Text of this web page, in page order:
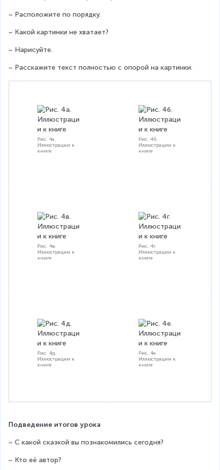
– Расположите по порядку.
– Какой картинки не хватает?
– Нарисуйте.
– Расскажите текст полностью с опорой на картинки.
Рис. 4а.
Иллюстрации к
книге
Рис. 4б.
Иллюстрации к
книге
Рис. 4в.
Иллюстрации к
книге
Рис. 4г.
Иллюстрации к
книге
Рис. 4д.
Иллюстрации к
книге
Рис. 4е.
Иллюстрации к
книге
Подведение итогов урока
– С какой сказкой вы познакомились сегодня?
– Кто её автор?